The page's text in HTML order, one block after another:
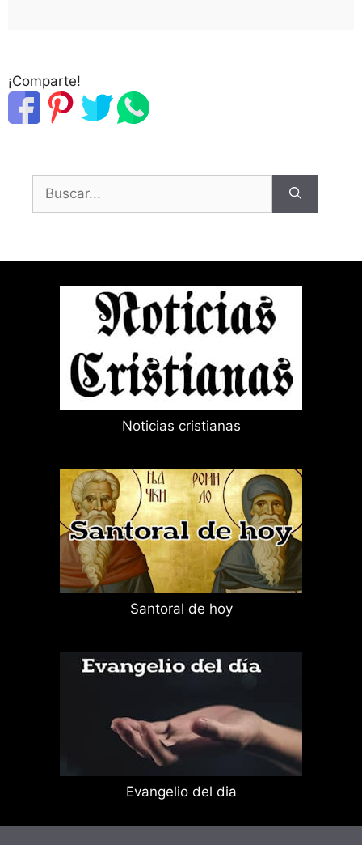
¡Comparte!
Noticias cristianas
Santoral de hoy
Evangelio del dia